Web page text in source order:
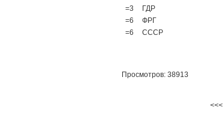
=3
ГДР
=6
ФРГ
=6
СССР
Просмотров: 38913
<<<